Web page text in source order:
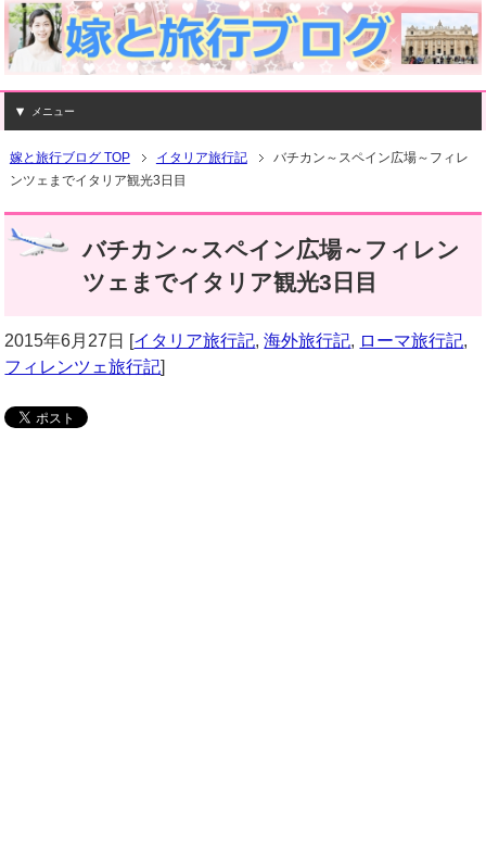
メニュー
嫁と旅行ブログ TOP イタリア旅行記
バチカン～スペイン広場～フィレ
ンツェまでイタリア観光3日目
バチカン～スペイン広場～フィレン
ツェまでイタリア観光3日目
2015年6月27日 [イタリア旅行記,海外旅行記, ローマ旅行記,
フィレンツェ旅行記]